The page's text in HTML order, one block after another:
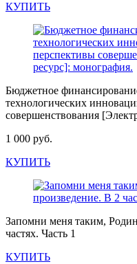
КУПИТЬ
Бюджетное
технологических
совершенствования
1 000 руб.
КУПИТЬ
Запомни меня таким,
частях. Часть 1
КУПИТЬ